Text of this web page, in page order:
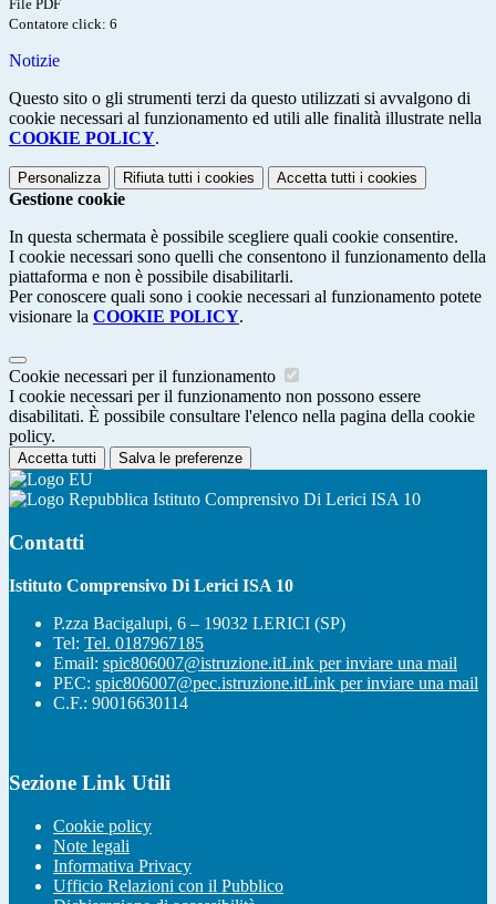
File PDF
Contatore click: 6
Notizie
Questo sito o gli strumenti terzi da questo utilizzati si avvalgono di
cookie necessari al funzionamento ed utili alle finalità illustrate nella
COOKIE POLICY.
Personalizza Rifiuta tutti i cookies Accetta tutti i cookies
Gestione cookie
In questa schermata è possibile scegliere quali cookie consentire.
I cookie necessari sono quelli che consentono il funzionamento della
piattaforma e non è possibile disabilitarli.
Per conoscere quali sono i cookie necessari al funzionamento potete
visionare la COOKIE POLICY.
Cookie necessari per il funzionamento
I cookie necessari per il funzionamento non possono essere
disabilitati. È possibile consultare l'elenco nella pagina della cookie
policy.
Accetta tutti Salva le preferenze
Istituto Comprensivo Di Lerici ISA 10
Contatti
Istituto Comprensivo Di Lerici ISA 10
P.zza Bacigalupi, 6 – 19032 LERICI (SP)
Tel: Tel. 0187967185
Email: spic806007@istruzione.itLink per inviare una mail
PEC: spic806007@pec.istruzione.itLink per inviare una mail
C.F.: 90016630114
Sezione Link Utili
Cookie policy
Note legali
Informativa Privacy
Ufficio Relazioni con il Pubblico